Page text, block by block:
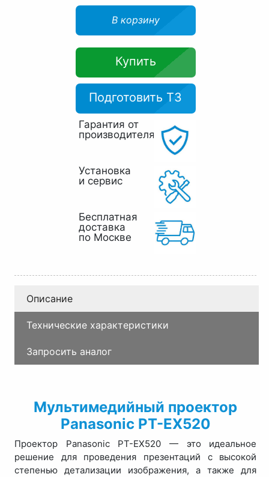
В корзину
Купить
Подготовить ТЗ
Гарантия от
производителя
Установка
и сервис
Бесплатная
доставка
по Москве
Описание
Технические характеристики
Запросить аналог
Мультимедийный проектор
Panasonic PT-EX520
Проектор Panasonic PT-EX520 — это идеальное
решение для проведения презентаций с высокой
степенью детализации изображения, а также для